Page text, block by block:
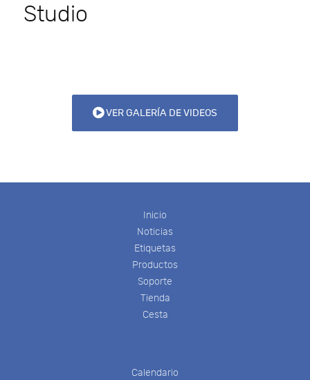
Studio
VER GALERÍA DE VIDEOS
Inicio
Noticias
Etiquetas
Productos
Soporte
Tienda
Cesta
Calendario